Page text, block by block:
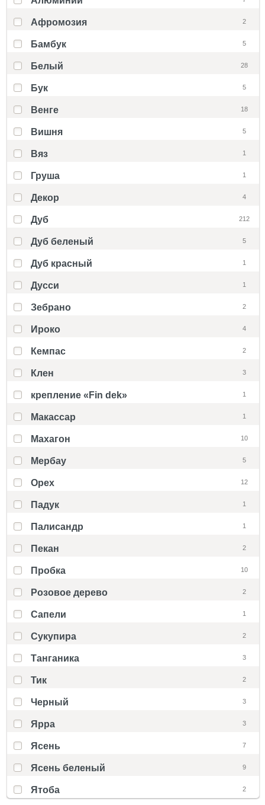
Афромозия 2
Бамбук 5
Белый 28
Бук 5
Венге 18
Вишня 5
Вяз 1
Груша 1
Декор 4
Дуб 212
Дуб беленый 5
Дуб красный 1
Дусси 1
Зебрано 2
Ироко 4
Кемпас 2
Клен 3
крепление «Fin dek» 1
Макассар 1
Махагон 10
Мербау 5
Орех 12
Падук 1
Палисандр 1
Пекан 2
Пробка 10
Розовое дерево 2
Сапели 1
Сукупира 2
Танганика 3
Тик 2
Черный 3
Ярра 3
Ясень 7
Ясень беленый 9
Ятоба 2